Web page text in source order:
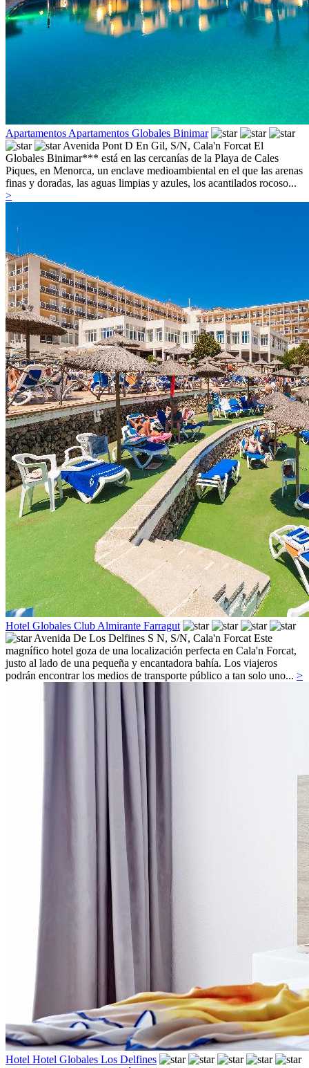
Apartamentos Apartamentos Globales Binimar
Avenida Pont D En Gil, S/N, Cala'n ForcatEl
Globales Binimar*** está en las cercanías de la Playa de Cales
Piques, en Menorca, un enclave medioambiental en el que las arenas
finas y doradas, las aguas limpias y azules, los acantilados rocoso...
>
Hotel Globales Club Almirante Farragut
Avenida De Los Delfines S N, S/N, Cala'n ForcatEste
magnífico hotel goza de una localización perfecta en Cala'n Forcat,
justo al lado de una pequeña y encantadora bahía. Los viajeros
podrán encontrar los medios de transporte público a tan solo uno... >
Hotel Hotel Globales Los Delfines